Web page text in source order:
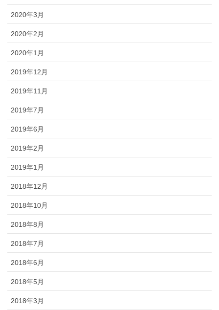
2020年3月
2020年2月
2020年1月
2019年12月
2019年11月
2019年7月
2019年6月
2019年2月
2019年1月
2018年12月
2018年10月
2018年8月
2018年7月
2018年6月
2018年5月
2018年3月